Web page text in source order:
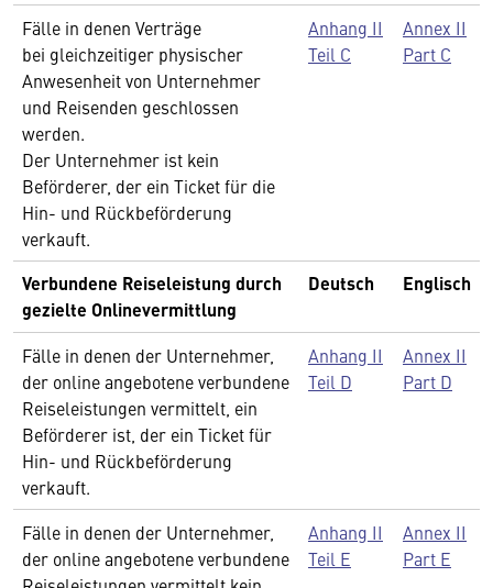
Fälle in denen Verträge
bei gleichzeitiger physischer
Anwesenheit von Unternehmer
und Reisenden geschlossen
werden.
Der Unternehmer ist kein
Beförderer, der ein Ticket für die
Hin- und Rückbeförderung
verkauft.
Anhang II
Teil C
Annex II
Part C
Verbundene Reiseleistung durch
gezielte Onlinevermittlung
Deutsch Englisch
Fälle in denen der Unternehmer,
der online angebotene verbundene
Reiseleistungen vermittelt, ein
Beförderer ist, der ein Ticket für
Hin- und Rückbeförderung
verkauft.
Anhang II
Teil D
Annex II
Part D
Fälle in denen der Unternehmer,
der online angebotene verbundene
Anhang II
Teil E
Annex II
Part E